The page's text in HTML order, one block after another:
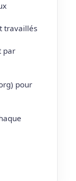
travaillés
par
pour